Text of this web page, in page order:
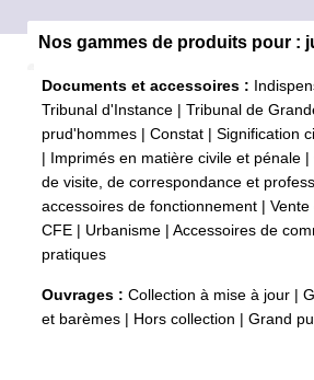
Nos gammes de produits pour :
Documents et accessoires :
Tribunal d'Instance
Tribunal de
prud'hommes
Constat Signification
Imprimés en matière civile et pénale
de visite, de correspondance et
accessoires de fonctionnement
Vente
CFE
Urbanisme Accessoires de
pratiques
Ouvrages : Collection à mise à jour
et barèmes
Hors collection Grand